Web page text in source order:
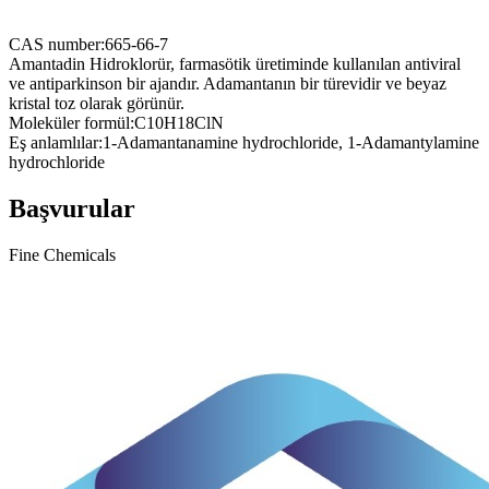
CAS number:665-66-7
Amantadin Hidroklorür, farmasötik üretiminde kullanılan antiviral
ve antiparkinson bir ajandır. Adamantanın bir türevidir ve beyaz
kristal toz olarak görünür.
Moleküler formül:C10H18ClN
Eş anlamlılar:1-Adamantanamine hydrochloride, 1-Adamantylamine
hydrochloride
Başvurular
Fine Chemicals